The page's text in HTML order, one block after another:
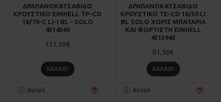
ΔΡΑΠΑΝΟΚΑΤΣΑΒΙΔΟ
ΚΡΟΥΣΤΙΚΟ EINHELL TP-CD
18/70-C LI-I BL - SOLO
4514340
131,50€
ΚΑΛΆΘΙ
Αγορά
ΔΡΑΠΑΝΟΚΑΤΣΑΒΙΔΟ
ΚΡΟΥΣΤΙΚΟ TE-CD 18/50 LI
BL SOLO ΧΩΡΙΣ ΜΠΑΤΑΡΙΑ
ΚΑΙ ΦΟΡΤΙΣΤΗ EINHELL
4513942
81,56€
ΚΑΛΆΘΙ
Αγορά